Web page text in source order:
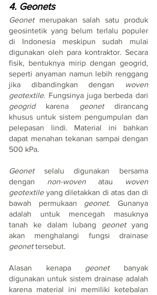
4. Geonets
Geonet merupakan salah satu produk
geosintetik yang belum terlalu populer
di Indonesia meskipun sudah mulai
digunakan oleh para kontraktor. Secara
fisik, bentuknya mirip dengan geogrid,
seperti anyaman namun lebih renggang
jika dibandingkan dengan
woven
geotextile
geogrid karena geonet dirancang
khusus untuk sistem pengumpulan dan
pelepasan lindi. Material ini bahkan
dapat menahan tekanan sampai dengan
500 kPa.
Geonet selalu digunakan bersama
dengan non-woven atau
woven
geotextile yang diletakkan di atas dan di
bawah permukaan geonet. Gunanya
adalah untuk mencegah masuknya
tanah ke dalam lubang geonet yang
geonet tersebut.
Alasan kenapa geonet banyak
digunakan untuk sistem drainase adalah
karena material ini memiliki ketebalan